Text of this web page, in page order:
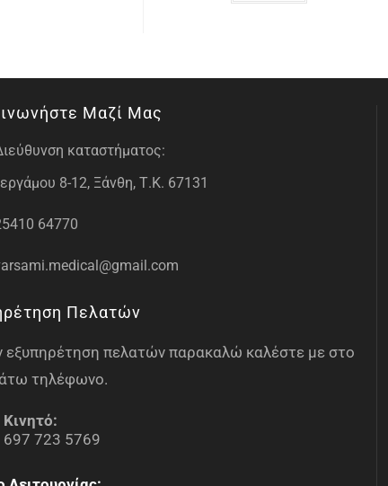
Μαζί Μας
καταστήματος:
8-12, Ξάνθη, Τ.Κ. 67131
64770
Πελατών
εξυπηρέτηση πελατών παρακαλώ καλέστε με στο
τηλέφωνο.
Κινητό:
697 723 5769